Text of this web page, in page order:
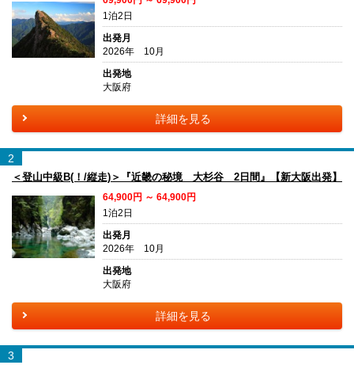
1泊2日
出発月
2026年 10月
出発地
大阪府
詳細を見る
2
＜登山中級B(！/縦走)＞『近畿の秘境 大杉谷 2日間』【新大阪出発】
64,900円 ～ 64,900円
1泊2日
出発月
2026年 10月
出発地
大阪府
詳細を見る
3